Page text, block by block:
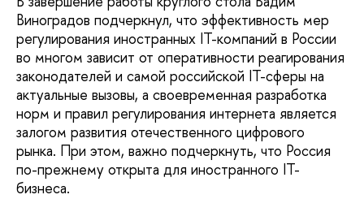
Виноградов подчеркнул, что эффективность мер
регулирования иностранных IT-компаний в России
во многом зависит от оперативности реагирования
законодателей и самой российской IT-сферы на
актуальные вызовы, а своевременная разработка
норм и правил регулирования интернета является
залогом развития отечественного цифрового
рынка. При этом, важно подчеркнуть, что Россия
по-прежнему открыта для иностранного IT-
бизнеса.